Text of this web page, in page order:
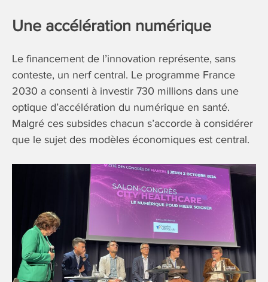
​Une accélération numérique
Le financement de l’innovation représente, sans
conteste, un nerf central. Le programme France
2030 a consenti à investir 730 millions dans une
optique d’accélération du numérique en santé.
Malgré ces subsides chacun s’accorde à considérer
que le sujet des modèles économiques est central.